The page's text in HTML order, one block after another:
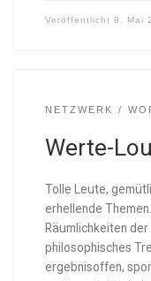
Veröffentlicht 9. Mai
NETZWERK
Werte-
Tolle Leute,
erhellende
Räumlichkeiten der
philosophisches
ergebnisoffen,